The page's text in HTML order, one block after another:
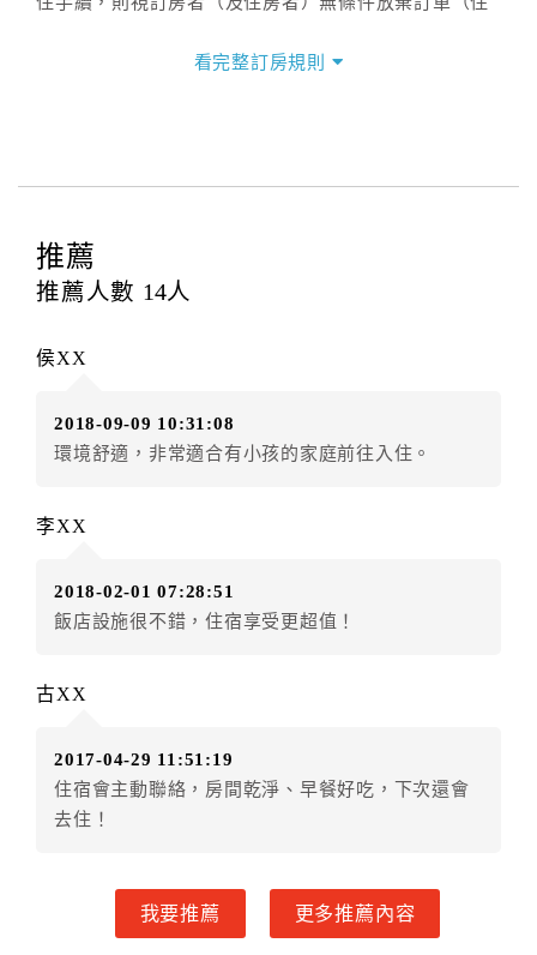
三、退房手續(Check out)
訂房者應於
提出申辦不得異動訂單。
每筆訂單異動限定
訂單異動後，訂單費用總計大於原訂單費用總計時，訂
訂單異動後，訂單費用總計小於原訂單費用總計時，訂
房者不得要求退其差額。（限原訂飯店）
．訂房者因故辦理訂單異動，本飯店可接受
（提出申辦日為保留起算日）
．訂房者使用「保留住宿金額」時，請注意！為避免飯
件放棄訂單（住宿權益）。 （限原訂飯店使用）
．訂單異動後，訂單費用總計大於原訂單費用總計時，
訂房者應補足差額。 限原訂飯店
六、取消訂單
訂房者因故取消訂單辦理退款，依下列標準申辦：
看完整訂房規則
推薦
推薦人數 14人
侯XX
2018-09-09 10:31:08
環境舒適，非常適合有小孩的家庭前往入住。
李XX
2018-02-01 07:28:51
飯店設施很不錯，住宿享受更超值！
古XX
2017-04-29 11:51:19
住宿會主動聯絡，房間乾淨、早餐好吃，下次還會
去住！
我要推薦 更多推薦內容